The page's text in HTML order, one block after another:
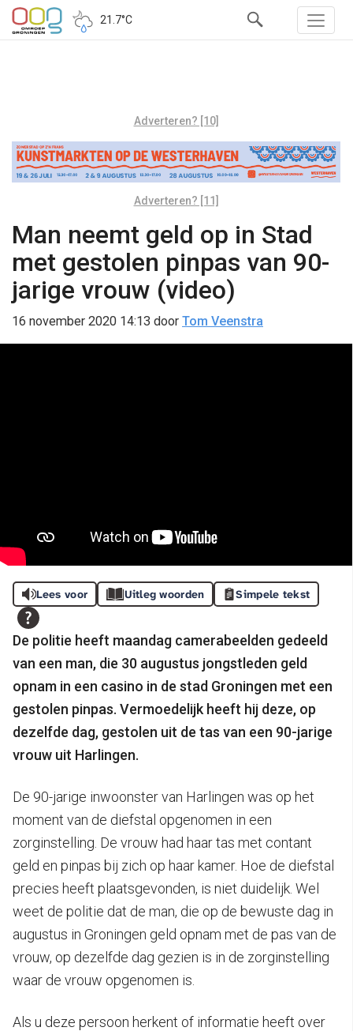
21.7°C
Adverteren? [10]
Adverteren? [11]
Man neemt geld op in Stad
met gestolen pinpas van 90-
jarige vrouw (video)
16 november 2020 14:13 door Tom Veenstra
Lees voor Uitleg woorden Simpele tekst
De politie heeft maandag camerabeelden gedeeld
van een man, die 30 augustus jongstleden geld
opnam in een casino in de stad Groningen met een
gestolen pinpas. Vermoedelijk heeft hij deze, op
dezelfde dag, gestolen uit de tas van een 90-jarige
vrouw uit Harlingen.
De 90-jarige inwoonster van Harlingen was op het
moment van de diefstal opgenomen in een
zorginstelling. De vrouw had haar tas met contant
geld en pinpas bij zich op haar kamer. Hoe de diefstal
precies heeft plaatsgevonden, is niet duidelijk. Wel
weet de politie dat de man, die op de bewuste dag in
augustus in Groningen geld opnam met de pas van de
vrouw, op dezelfde dag gezien is in de zorginstelling
waar de vrouw opgenomen is.
Als u deze persoon herkent of informatie heeft over